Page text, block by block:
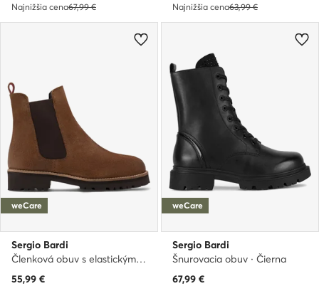
Najnižšia cena67,99 €
Najnižšia cena63,99 €
weCare
Sergio Bardi
Členková obuv s elastickým prvkom · Hnedá
Aktuálna cena
55,99 €
weCare
Sergio Bardi
Šnurovacia obuv · Čierna
Aktuálna cena
67,99 €